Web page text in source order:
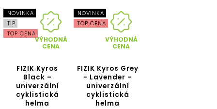
NOVINKA
TIP
TOP CENA
VÝHODNÁ
CENA
FIZIK Kyros
Black –
univerzální
cyklistická
helma
NOVINKA
TOP CENA
VÝHODNÁ
CENA
FIZIK Kyros Grey
- Lavender –
univerzální
cyklistická
helma